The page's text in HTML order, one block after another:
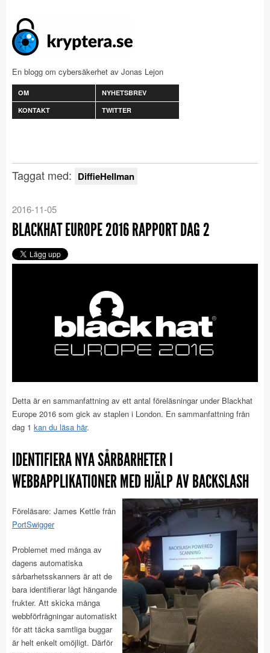
En blogg om cybersäkerhet av Jonas Lejon
OM
NYHETSBREV
KONTAKT
TWITTER
Taggat med: DiffieHellman
2016-11-05
BLACKHAT EUROPE 2016 RAPPORT DAG 2
Detta är en sammanfattning av ett antal föreläsningar under Blackhat
Europe 2016 som gick av staplen i London. En sammanfattning från
dag 1 kan du läsa här.
IDENTIFIERA NYA SÅRBARHETER I
WEBBAPPLIKATIONER MED HJÄLP AV BACKSLASH
Föreläsare: James Kettle från
PortSwigger
Problemet med många av
dagens automatiska
sårbarhetsskanners är att de
bara identifierar lågt hängande
frukter. Att skicka många
webbförfrågningar automatiskt
för att täcka samtliga buggar
är helt enkelt omöjligt. Därför